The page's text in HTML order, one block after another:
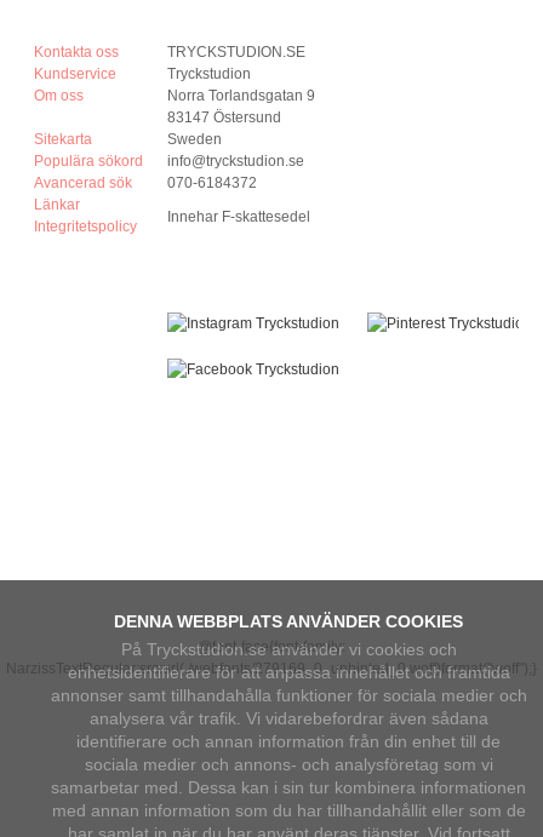
DENNA WEBBPLATS ANVÄNDER COOKIES
På Tryckstudion.se använder vi cookies och
enhetsidentifierare för att anpassa innehållet och framtida
annonser samt tillhandahålla funktioner för sociala medier och
analysera vår trafik. Vi vidarebefordrar även sådana
identifierare och annan information från din enhet till de
sociala medier och annons- och analysföretag som vi
samarbetar med. Dessa kan i sin tur kombinera informationen
med annan information som du har tillhandahållit eller som de
Kontakta oss
Kundservice
Om oss
Sitekarta
Populära sökord
Avancerad sök
Länkar
Integritetspolicy
TRYCKSTUDION.SE
Tryckstudion
Norra Torlandsgatan 9
83147 Östersund
Sweden
info@tryckstudion.se
070-6184372
Innehar F-skattesedel
@font-face{font-family:
NarzissTextRegular;src:url(./webfonts/279169_0_unhinted_0.woff)format("woff");